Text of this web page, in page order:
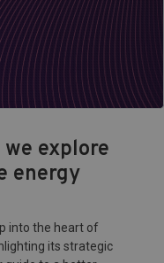
explore
energy
into the heart of
its strategic